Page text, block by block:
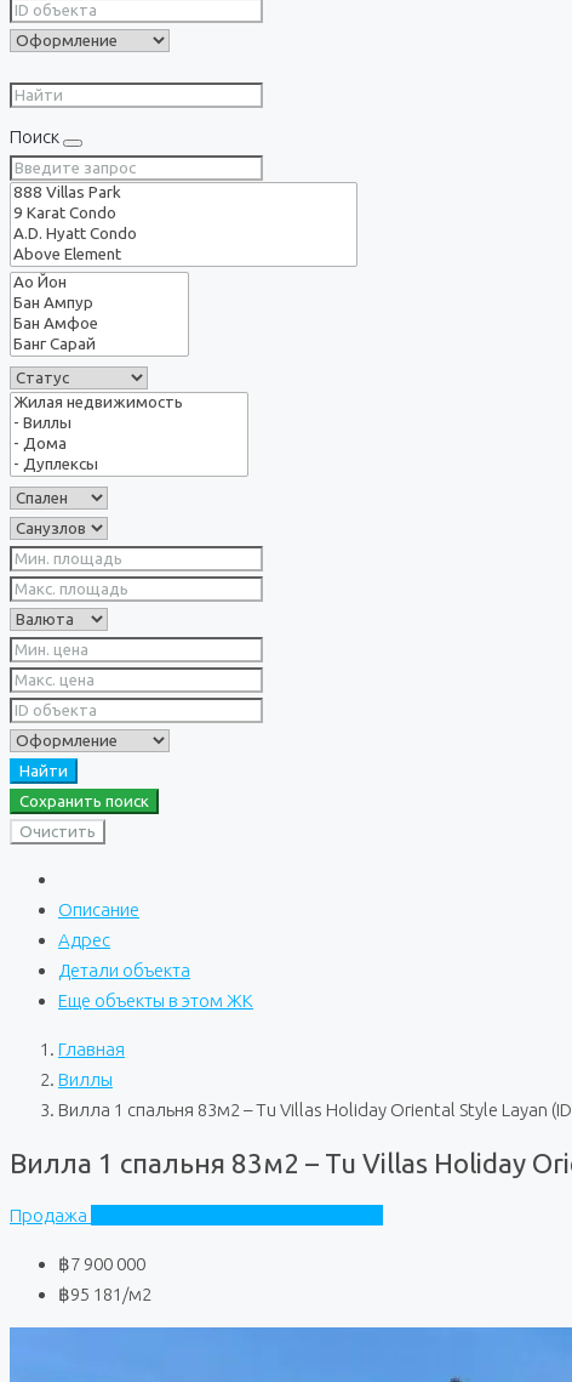
Поиск
Найти
Сохранить поиск
Очистить
Описание
Адрес
Детали объекта
Еще объекты в этом ЖК
Главная
Виллы
Вилла 1 спальня 83м2 – Tu Villas Holiday Oriental Style Layan
Вилла 1 спальня 83м2 – Tu Villas Holiday
Продажа
฿7 900 000
฿95 181 /м2